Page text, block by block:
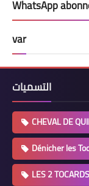
WhatsApp
var
التسميات
CHEVAL DE
Dénicher les
LES 2 TOCARDS